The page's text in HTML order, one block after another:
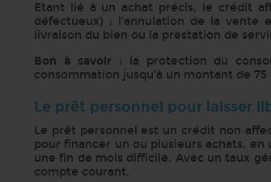
Etant lié à un achat précis, le crédit
défectueux) : l’annulation de la vente
livraison du bien ou la prestation de
Bon à savoir : la protection du
consommation jusqu’à un montant de
Le prêt personnel pour laisser
Le prêt personnel est un crédit non
pour financer un ou plusieurs achats,
une fin de mois difficile. Avec un taux
compte courant.